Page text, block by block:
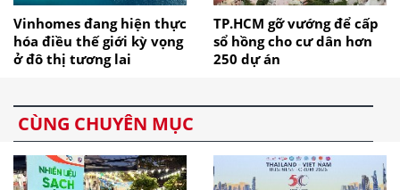
Vinhomes đang hiện thực
hóa điều thế giới kỳ vọng
ở đô thị tương lai
TP.HCM gỡ vướng để cấp
sổ hồng cho cư dân hơn
250 dự án
CÙNG CHUYÊN MỤC